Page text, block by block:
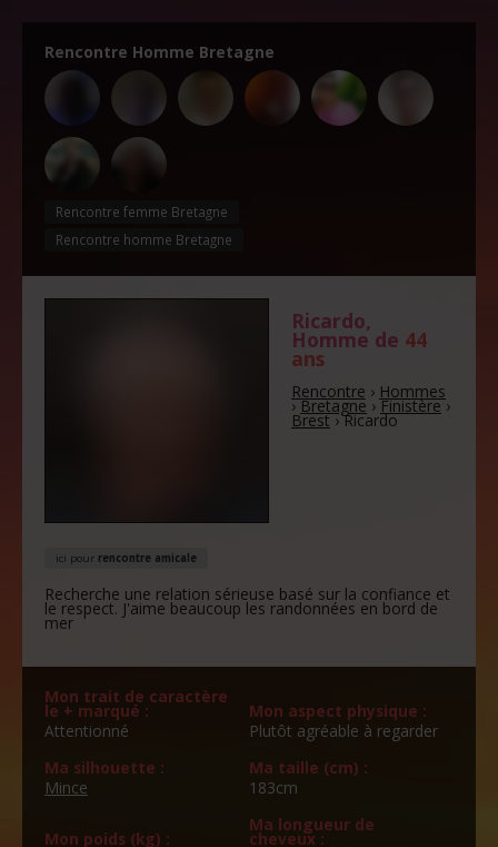
Rencontre Homme Bretagne
Rencontre femme Bretagne
Rencontre homme Bretagne
Ricardo,
Homme de 44
ans
Rencontre › Hommes
›Bretagne ›Finistère›
Brest›Ricardo
ici pour rencontre amicale
Recherche une relation sérieuse basé sur la confiance et
le respect. J'aime beaucoup les randonnées en bord de
mer
Mon trait de caractère
le + marqué :
Attentionné
Mon aspect physique :
Plutôt agréable à regarder
Ma silhouette :
Mince
Ma taille (cm) :
183cm
Mon poids (kg) :
Ma longueur de
cheveux :